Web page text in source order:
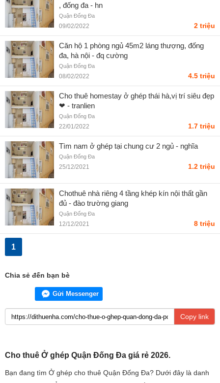
, đống đa - hn
Quận Đống Đa
09/02/2022 2 triệu
Căn hộ 1 phòng ngủ 45m2 láng thượng, đống
đa, hà nội - đq cường
Quận Đống Đa
08/02/2022 4.5 triệu
Cho thuê homestay ở ghép thái hà,vị trí siêu đẹp
❤ - tranlien
Quận Đống Đa
22/01/2022 1.7 triệu
Tìm nam ở ghép tại chung cư 2 ngủ - nghĩa
Quận Đống Đa
25/12/2021 1.2 triệu
Chothuê nhà riêng 4 tầng khép kín nội thất gần
đủ - đào trường giang
Quận Đống Đa
12/12/2021 8 triệu
1
Chia sẻ đến bạn bè
Gửi Messenger
Copy link
Cho thuê Ở ghép Quận Đống Đa giá rẻ 2026.
Bạn đang tìm Ở ghép cho thuê Quận Đống Đa? Dưới đây là danh